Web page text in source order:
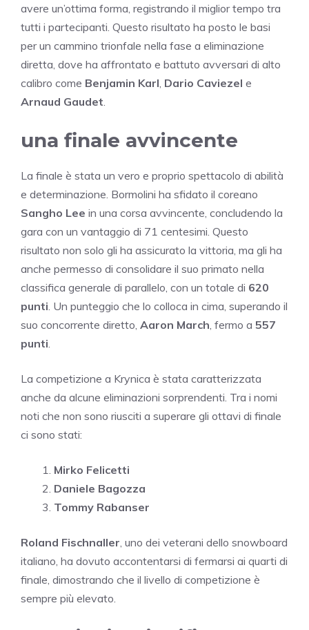
avere un’ottima forma, registrando il miglior tempo tra
tutti i partecipanti. Questo risultato ha posto le basi
per un cammino trionfale nella fase a eliminazione
diretta, dove ha affrontato e battuto avversari di alto
calibro come Benjamin Karl Dario Caviezel e
Arnaud Gaudet
una finale avvincente
La finale è stata un vero e proprio spettacolo di abilità
e determinazione. Bormolini ha sfidato il coreano
Sangho Lee in una corsa avvincente, concludendo la
gara con un vantaggio di 71 centesimi. Questo
risultato non solo gli ha assicurato la vittoria, ma gli ha
anche permesso di consolidare il suo primato nella
classifica generale di parallelo, con un totale di 620
punti . Un punteggio che lo colloca in cima, superando il
suo concorrente diretto, Aaron March , fermo a 557
punti
La competizione a Krynica è stata caratterizzata
anche da alcune eliminazioni sorprendenti. Tra i nomi
noti che non sono riusciti a superare gli ottavi di finale
ci sono stati:
Mirko Felicetti
Daniele Bagozza
Tommy Rabanser
Roland Fischnaller , uno dei veterani dello snowboard
italiano, ha dovuto accontentarsi di fermarsi ai quarti di
finale, dimostrando che il livello di competizione è
sempre più elevato.